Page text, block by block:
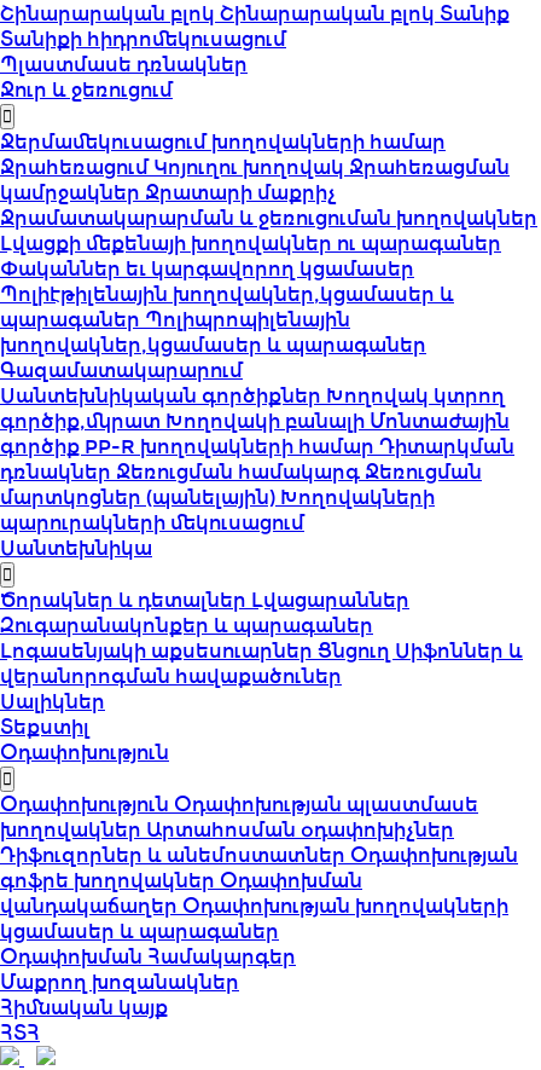
Շինարարական բլոկ Շինարարական բլոկ Տանիք
Տանիքի հիդրոմեկուսացում
Պլաստմասե դռնակներ
Ջուր և ջեռուցում
Ջերմամեկուսացում խողովակների համար
ՋրահեռացումԿոյուղու խողովակ Ջրահեռացման
կամրջակներ Ջրատարի մաքրիչ
Ջրամատակարարման և ջեռուցուման խողովակներ
Լվացքի մեքենայի խողովակներ ու պարագաներ
Փականներ եւ կարգավորող կցամասեր
Պոլիէթիլենային խողովակներ,կցամասեր և
պարագաներ Պոլիպրոպիլենային
խողովակներ,կցամասեր և պարագաներ
Գազամատակարարում
Սանտեխնիկական գործիքներ Խողովակ կտրող
գործիք,մկրատ Խողովակի բանալի Մոնտաժային
գործիք PP-R խողովակների համար Դիտարկման
դռնակներ Ջեռուցման համակարգ Ջեռուցման
մարտկոցներ (պանելային) Խողովակների
պարուրակների մեկուսացում
Սանտեխնիկա
Ծորակներ և դետալներ Լվացարաններ
Զուգարանակոնքեր և պարագաներ
Լոգասենյակի աքսեսուարներ Ցնցուղ Սիֆոններ և
վերանորոգման հավաքածուներ
Սալիկներ
Տեքստիլ
Օդափոխություն
Օդափոխություն Օդափոխության պլաստմասե
խողովակներ Արտահոսման օդափոխիչներ
Դիֆուզորներ և անեմոստատներ Օդափոխության
գոֆրե խողովակներ Օդափոխման
վանդակաճաղեր Օդափոխության խողովակների
կցամասեր և պարագաներ
Օդափոխման Համակարգեր
Մաքրող խոզանակներ
Հիմնական կայք
ՀՏՀ